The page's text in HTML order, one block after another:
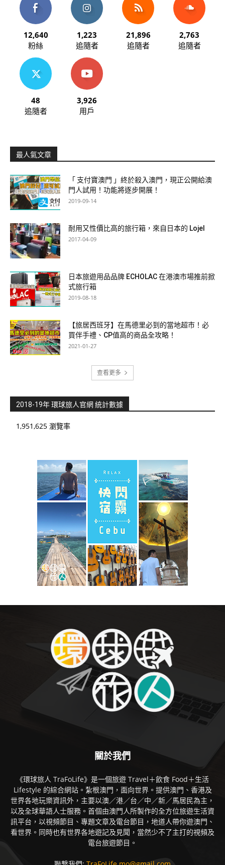
12,640
粉絲
1,223
追隨者
21,896
追隨者
2,763
追隨者
48
追隨者
3,926
用戶
最人氣文章
「 支付寶澳門 」終於殺入澳門，現正公開給澳
門人試用！功能將逐步開展！
2019-09-14
耐用又性價比高的旅行箱，來自日本的 Lojel
2017-04-09
日本旅遊用品品牌 ECHOLAC 在港澳市場推前掀
式旅行箱
2019-08-18
【旅居西班牙】在馬德里必到的當地超市！必
買伴手禮、CP值高的商品全攻略！
2021-01-27
查看更多
2018-19年 環球旅人官網 統計數據
1,951,625 瀏覽率
關於我們
《環球旅人 TraFoLife》是一個旅遊 Travel＋飲食 Food＋生活
Lifestyle 的綜合網站。紮根澳門，面向世界。提供澳門、香港及
世界各地玩樂資訊外，主要以澳／港／台／中／新／馬居民為主，
以及全球華語人士服務。首個由澳門人所製作的全方位旅遊生活資
訊平台，以視頻節目、專題文章及電台節目，地道人帶你遊澳門、
看世界。同時也有世界各地遊記及見聞，當然少不了主打的視頻及
電台旅遊節目。